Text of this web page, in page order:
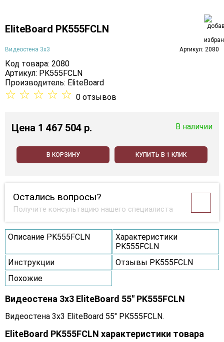
EliteBoard PK555FCLN
Видеостена 3х3 Артикул: 2080
Код товара: 2080
Артикул: PK555FCLN
Производитель: EliteBoard
☆ ☆ ☆ ☆ ☆ 0 отзывов
Цена 1 467 504 p. В наличии
В КОРЗИНУ КУПИТЬ В 1 КЛИК
Остались вопросы?
Получите консультацию нашего специалиста
Описание PK555FCLN
Характеристики
PK555FCLN
Инструкции
Отзывы PK555FCLN
Похожие
Видеостена 3x3 EliteBoard 55" PK555FCLN
Видеостена 3x3 EliteBoard 55" PK555FCLN.
EliteBoard PK555FCLN характеристики товара